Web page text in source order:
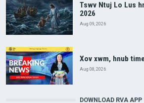
Tswv Ntuj Lo Lus
2026
Aug 09, 2026
Xov xwm, hnub
Aug 08, 2026
DOWNLOAD RVA APP